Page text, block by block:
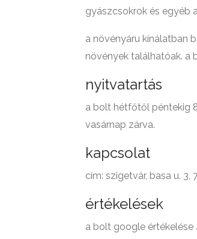
gyászcsokrok és egyéb
a növényáru kínálatban
növények találhatóak. a
nyitvatartás
a bolt hétfőtől péntekig
vasárnap zárva.
kapcsolat
cím: szigetvár, basa u.
értékelések
a bolt google értékelése